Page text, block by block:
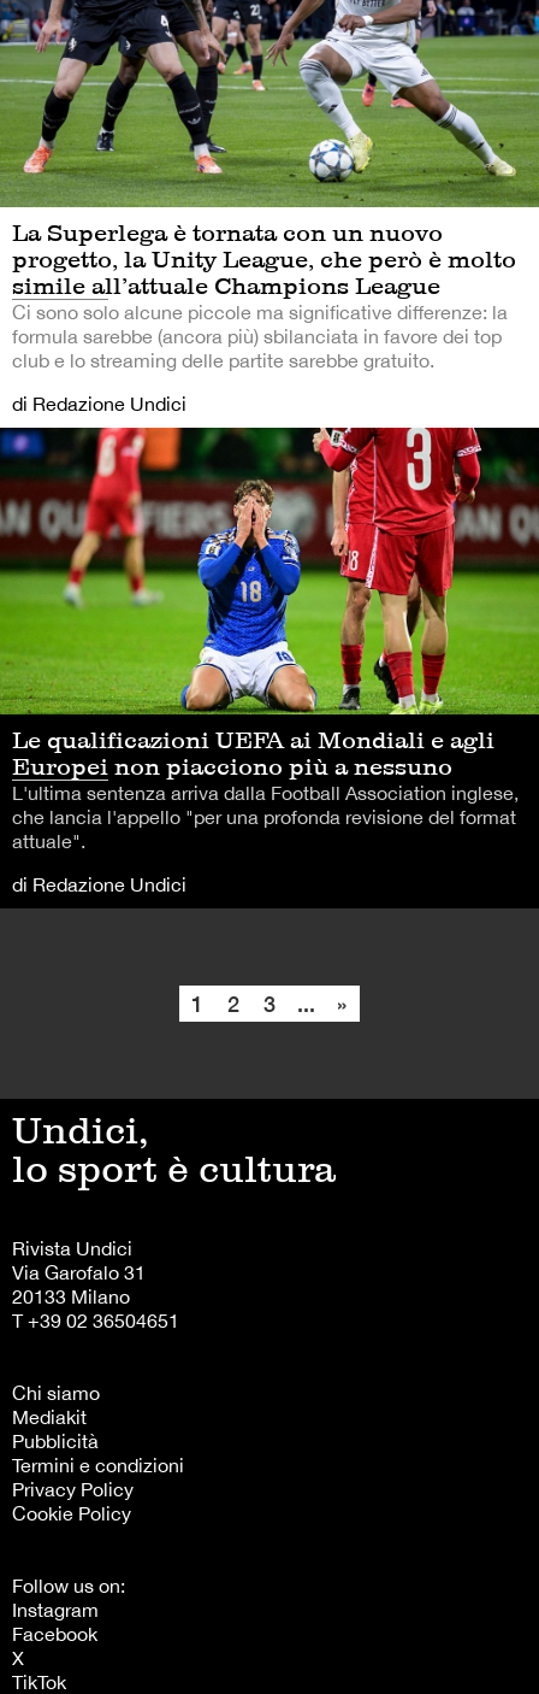
La Superlega è tornata con un nuovo
progetto, la Unity League, che però è molto
simile all’attuale Champions League
Ci sono solo alcune piccole ma significative differenze: la
formula sarebbe (ancora più) sbilanciata in favore dei top
club e lo streaming delle partite sarebbe gratuito.
di Redazione Undici
Le qualificazioni UEFA ai Mondiali e agli
Europei non piacciono più a nessuno
L'ultima sentenza arriva dalla Football Association inglese,
che lancia l'appello "per una profonda revisione del format
attuale".
di Redazione Undici
1 2 3 ... »
Undici,
lo sport è cultura
Rivista Undici
Via Garofalo 31
20133 Milano
T +39 02 36504651
Chi siamo
Mediakit
Pubblicità
Termini e condizioni
Privacy Policy
Cookie Policy
Follow us on:
Instagram
Facebook
X
TikTok